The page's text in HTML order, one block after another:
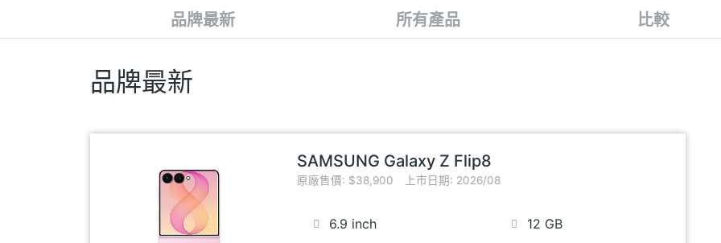
品牌最新 所有產品 比較
品牌最新
SAMSUNG Galaxy Z Flip8
原廠售價: $38,900 上市日期: 2026/08
6.9 inch 12 GB